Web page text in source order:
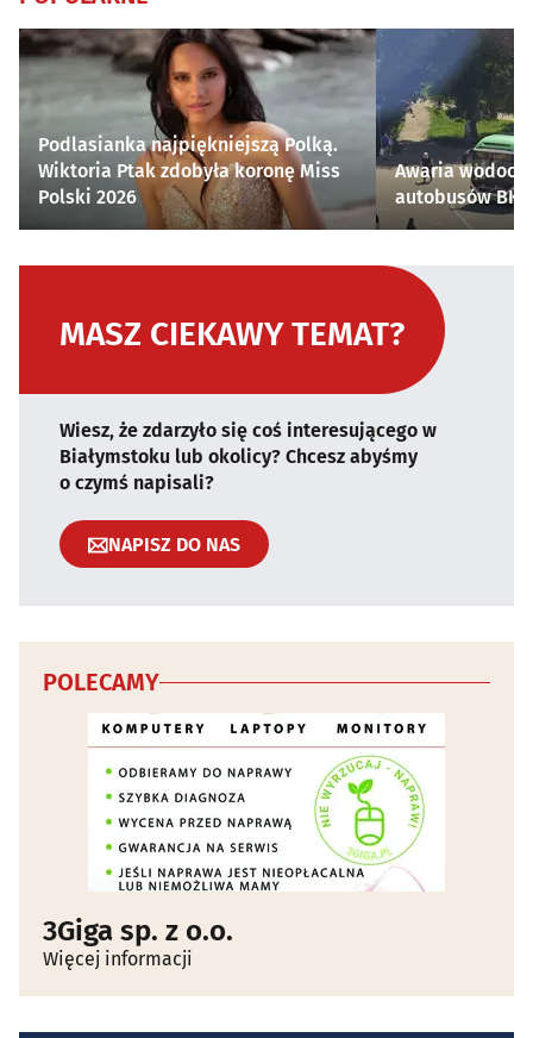
Podlasianka najpiękniejszą Polką.
Wiktoria Ptak zdobyła koronę Miss
Polski 2026
Awaria
autobusów
MASZ CIEKAWY TEMAT?
Wiesz, że zdarzyło się coś interesującego w
Białymstoku lub okolicy? Chcesz abyśmy
o czymś napisali?
NAPISZ DO NAS
POLECAMY
3Giga sp. z o.o.
Więcej informacji